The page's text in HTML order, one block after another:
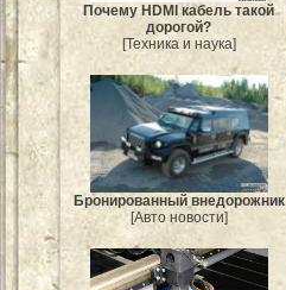
Почему HDMI кабель такой
дорогой?
[Техника и наука]
Бронированный внедорожник
[Авто новости]